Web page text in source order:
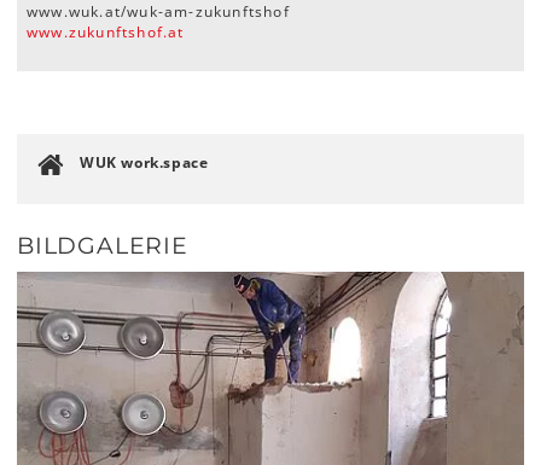
www.wuk.at/wuk-am-zukunftshof
www.zukunftshof.at
WUK work.space
BILDGALERIE